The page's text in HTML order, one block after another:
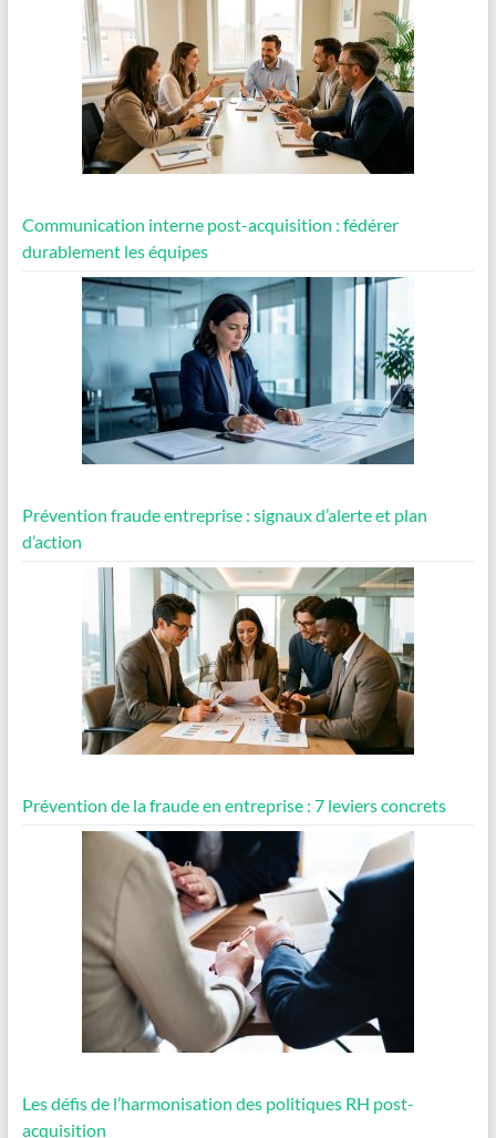
Communication interne post-acquisition : fédérer
durablement les équipes
Prévention fraude entreprise : signaux d’alerte et plan
d’action
Prévention de la fraude en entreprise : 7 leviers concrets
Les défis de l’harmonisation des politiques RH post-
acquisition